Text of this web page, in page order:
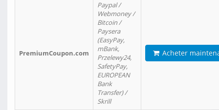
PremiumCoupon.com
Paypal /
Webmoney /
Bitcoin /
Paysera
(EasyPay,
mBank,
Przelewy24,
SafetyPay,
EUROPEAN
Bank
Transfer) /
Skrill
Acheter